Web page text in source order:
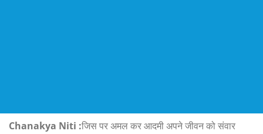
Chanakya Niti :जिस पर अमल कर आदमी अपने जीवन को संवार